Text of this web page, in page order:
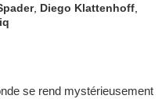
, Diego Klattenhoff
se rend mystérieusement